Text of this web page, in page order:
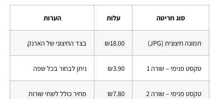
סוג חריטה עלות הערות
תמונה חיצונית (JPG) ₪18.00 בצד החיצוני של הארנק
טקסט פנימי – שורה 1 ₪3.90 ניתן לבחור בכל שפה
טקסט פנימי – שורה 2 ₪7.80 מחיר כולל לשתי שורות